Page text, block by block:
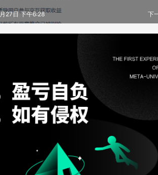
下
27日 下午6:28